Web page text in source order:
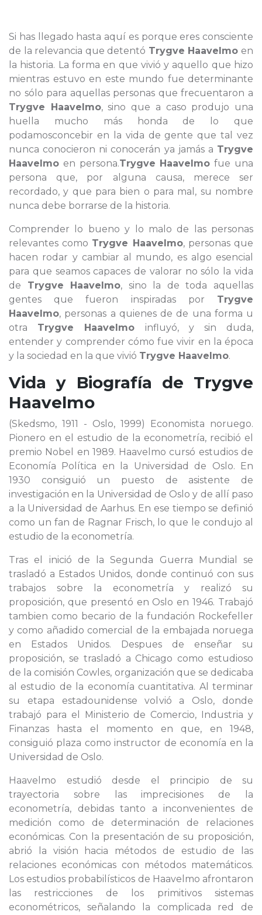
Si has llegado hasta aquí es porque eres consciente
de la relevancia que detentó Trygve Haavelmo en
la historia. La forma en que vivió y aquello que hizo
mientras estuvo en este mundo fue determinante
no sólo para aquellas personas que frecuentaron a
Trygve Haavelmo, sino que a caso produjo una
huella mucho más honda de lo que
podamosconcebir en la vida de gente que tal vez
nunca conocieron ni conocerán ya jamás a Trygve
Haavelmo en persona.Trygve Haavelmo fue una
persona que, por alguna causa, merece ser
recordado, y que para bien o para mal, su nombre
nunca debe borrarse de la historia.
Comprender lo bueno y lo malo de las personas
relevantes como Trygve Haavelmo, personas que
hacen rodar y cambiar al mundo, es algo esencial
para que seamos capaces de valorar no sólo la vida
de Trygve Haavelmo, sino la de toda aquellas
gentes que fueron inspiradas por Trygve
Haavelmo, personas a quienes de de una forma u
otra Trygve Haavelmo influyó, y sin duda,
entender y comprender cómo fue vivir en la época
y la sociedad en la que vivió Trygve Haavelmo.
Vida y Biografía de Trygve
Haavelmo
(Skedsmo, 1911 - Oslo, 1999) Economista noruego.
Pionero en el estudio de la econometría, recibió el
premio Nobel en 1989. Haavelmo cursó estudios de
Economía Política en la Universidad de Oslo. En
1930 consiguió un puesto de asistente de
investigación en la Universidad de Oslo y de allí paso
a la Universidad de Aarhus. En ese tiempo se definió
como un fan de Ragnar Frisch, lo que le condujo al
estudio de la econometría.
Tras el inició de la Segunda Guerra Mundial se
trasladó a Estados Unidos, donde continuó con sus
trabajos sobre la econometría y realizó su
proposición, que presentó en Oslo en 1946. Trabajó
tambien como becario de la fundación Rockefeller
y como añadido comercial de la embajada noruega
en Estados Unidos. Despues de enseñar su
proposición, se trasladó a Chicago como estudioso
de la comisión Cowles, organización que se dedicaba
al estudio de la economía cuantitativa. Al terminar
su etapa estadounidense volvió a Oslo, donde
trabajó para el Ministerio de Comercio, Industria y
Finanzas hasta el momento en que, en 1948,
consiguió plaza como instructor de economía en la
Universidad de Oslo.
Haavelmo estudió desde el principio de su
trayectoria sobre las imprecisiones de la
econometría, debidas tanto a inconvenientes de
medición como de determinación de relaciones
económicas. Con la presentación de su proposición,
abrió la visión hacia métodos de estudio de las
relaciones económicas con métodos matemáticos.
Los estudios probabilísticos de Haavelmo afrontaron
las restricciones de los primitivos sistemas
econométricos, señalando la complicada red de